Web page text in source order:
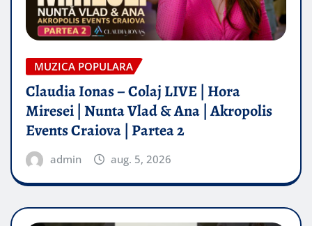
MUZICA POPULARA
Claudia Ionas – Colaj LIVE | Hora
Miresei | Nunta Vlad & Ana | Akropolis
Events Craiova | Partea 2
admin aug. 5, 2026